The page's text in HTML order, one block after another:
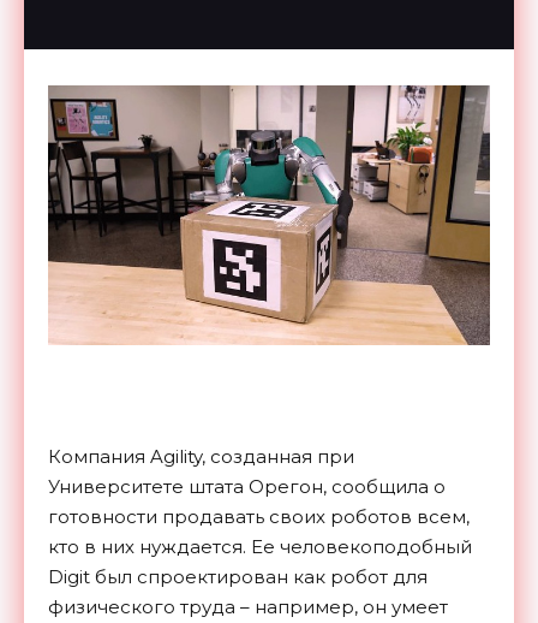
Компания Agility, созданная при
Университете штата Орегон, сообщила о
готовности продавать своих роботов всем,
кто в них нуждается. Ее человекоподобный
Digit был спроектирован как робот для
физического труда – например, он умеет